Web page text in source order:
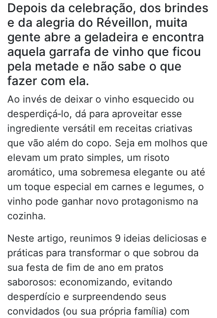
Depois da celebração, dos brindes
e da alegria do Réveillon, muita
gente abre a geladeira e encontra
aquela garrafa de vinho que ficou
pela metade e não sabe o que
fazer com ela.
Ao invés de deixar o vinho esquecido ou
desperdiçá‑lo, dá para aproveitar esse
ingrediente versátil em receitas criativas
que vão além do copo. Seja em molhos que
elevam um prato simples, um risoto
aromático, uma sobremesa elegante ou até
um toque especial em carnes e legumes, o
vinho pode ganhar novo protagonismo na
cozinha.
Neste artigo, reunimos 9 ideias deliciosas e
práticas para transformar o que sobrou da
sua festa de fim de ano em pratos
saborosos: economizando, evitando
desperdício e surpreendendo seus
convidados (ou sua própria família) com